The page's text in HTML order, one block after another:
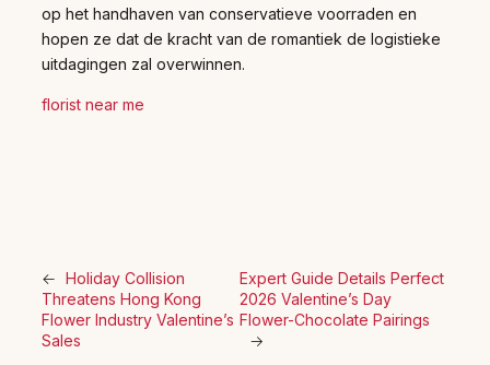
op het handhaven van conservatieve voorraden en
hopen ze dat de kracht van de romantiek de logistieke
uitdagingen zal overwinnen.
florist near me
← Holiday Collision
Threatens Hong Kong
Flower Industry Valentine’s
Sales
Expert Guide Details Perfect
2026 Valentine’s Day
Flower-Chocolate Pairings
→